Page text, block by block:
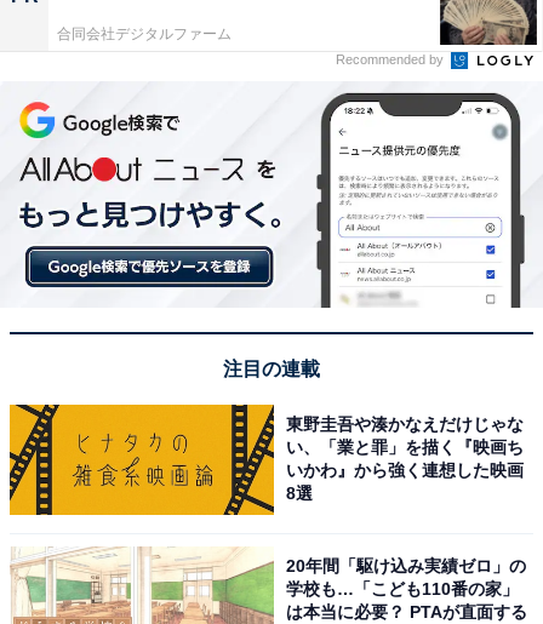
合同会社デジタルファーム
Recommended by
注目の連載
東野圭吾や湊かなえだけじゃな
い、「業と罪」を描く『映画ち
いかわ』から強く連想した映画
8選
20年間「駆け込み実績ゼロ」の
学校も…「こども110番の家」
は本当に必要？ PTAが直面する